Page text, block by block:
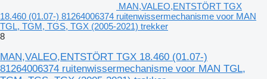
MAN,VALEO,ENTSTÖRT TGX
18.460 (01.07-) 81264006374 ruitenwissermechanisme voor MAN
TGL, TGM, TGS, TGX (2005-2021) trekker
8
MAN,VALEO,ENTSTÖRT TGX 18.460 (01.07-)
81264006374 ruitenwissermechanisme voor MAN TGL,